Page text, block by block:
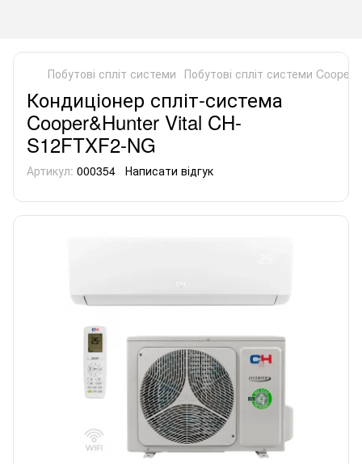
Побутові спліт системи Побутові спліт системи
Кондиціонер спліт-система
Cooper&Hunter Vital CH-
S12FTXF2-NG
Артикул: 000354 Написати відгук